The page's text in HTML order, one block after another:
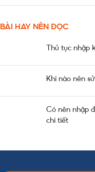
BÀI HAY NÊN ĐỌC
Thủ tục nhập
Khi nào nên
Có nên nhập
chi tiết